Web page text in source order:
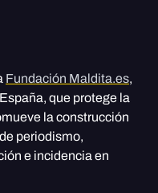
Fundación Maldita.es,
que protege la
la construcción
periodismo,
e incidencia en